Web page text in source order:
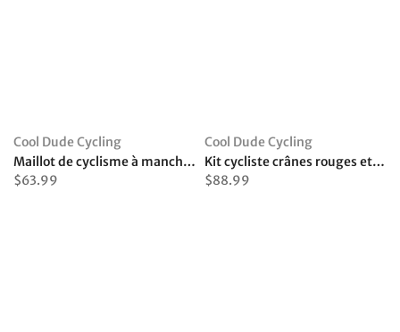
Cool Dude Cycling
Maillot de cyclisme à manches longues Coffee Makes Everything Better
$63.99
Cool Dude Cycling
Kit cycliste crânes rouges et blancs
$88.99